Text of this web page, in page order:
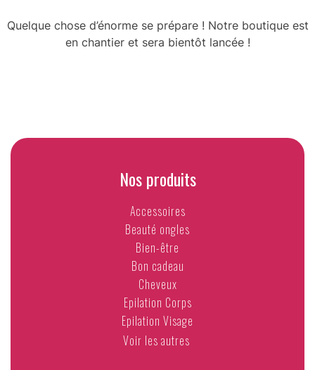
Quelque chose d’énorme se prépare ! Notre boutique est
en chantier et sera bientôt lancée !
Nos produits
Accessoires
Beauté ongles
Bien-être
Bon cadeau
Cheveux
Epilation Corps
Epilation Visage
Voir les autres